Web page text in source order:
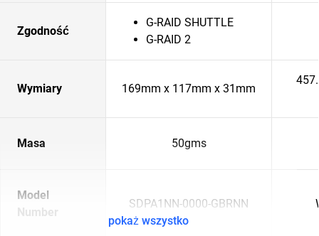
Zgodność
G-RAID SHUTTLE
G-RAID 2
Wymiary 169mm x 117mm x 31mm
Masa 50gms
Model
Number
SDPA1NN-0000-GBRNN
pokaż wszystko